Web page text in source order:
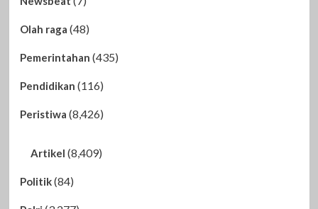
Olah raga (48)
Pemerintahan (435)
Pendidikan (116)
Peristiwa (8,426)
Artikel (8,409)
Politik(84)